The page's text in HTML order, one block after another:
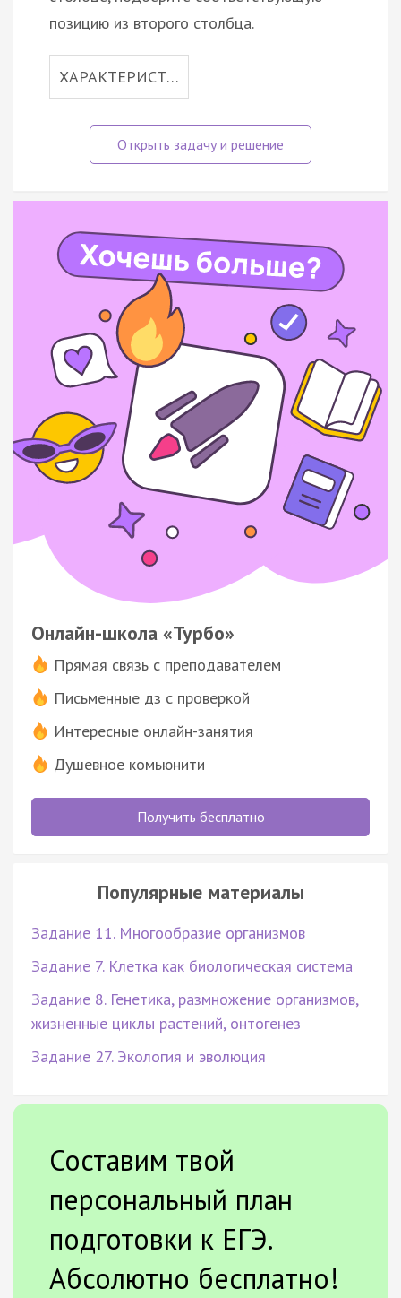
позицию из второго столбца.
ХАРАКТЕРИСТ…
Онлайн-школа «Турбо»
Прямая связь с преподавателем
Письменные дз с проверкой
Интересные онлайн-занятия
Душевное комьюнити
Получить бесплатно
Популярные материалы
Задание 11. Многообразие организмов
Задание 7. Клетка как биологическая система
Задание 8. Генетика, размножение организмов,
жизненные циклы растений, онтогенез
Задание 27. Экология и эволюция
Составим твой
персональный план
подготовки к ЕГЭ.
Абсолютно бесплатно!